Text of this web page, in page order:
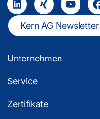
Kern AG Newsletter
Unternehmen
Service
Zertifikate